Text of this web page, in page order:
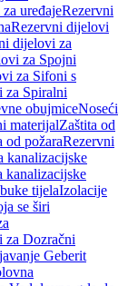
uređajeRezervni
Rezervni dijelovi
dijelovi za
za Spojni
za Sifoni s
za Spiralni
obujmiceNoseći
materijalZaštita od
od požaraRezervni
kanalizacijske
kanalizacijske
tijelaIzolacije
se širi
za Dozračni
Geberit